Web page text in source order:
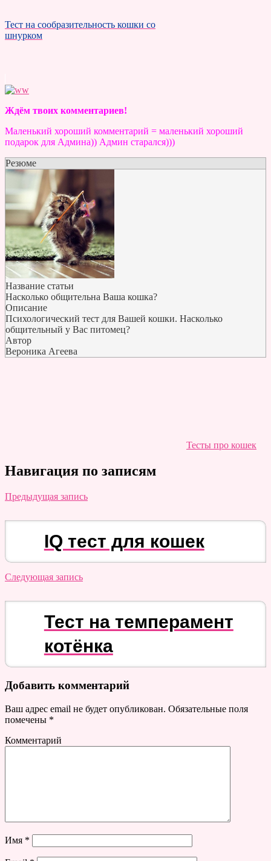
Тест на сообразительность кошки со
шнурком
Ждём твоих комментариев!
Маленький хороший комментарий = маленький хороший
подарок для Админа)) Админ старался)))
Резюме
Название статьи
Насколько общительна Ваша кошка?
Описание
Психологический тест для Вашей кошки. Насколько
общительный у Вас питомец?
Автор
Вероника Агеева
Тесты про кошек
Навигация по записям
Предыдущая запись
IQ тест для кошек
Следующая запись
Тест на темперамент
котёнка
Добавить комментарий
Ваш адрес email не будет опубликован. Обязательные поля
помечены *
Комментарий
Имя *